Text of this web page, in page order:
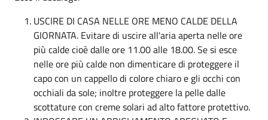
USCIRE DI CASA NELLE ORE MENO CALDE DELLA
GIORNATA. Evitare di uscire all'aria aperta nelle ore
più calde cioè dalle ore 11.00 alle 18.00. Se si esce
nelle ore più calde non dimenticare di proteggere il
capo con un cappello di colore chiaro e gli occhi con
occhiali da sole; inoltre proteggere la pelle dalle
scottature con creme solari ad alto fattore protettivo.